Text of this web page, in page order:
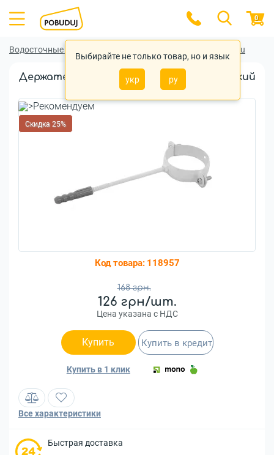
Выбирайте не только товар, но и язык
укр ру
0
Водосточные системы Водосточные системы Regenau
Держатель трубы Regenau металлический
80 L160 белый
Скидка 25%
Код товара: 118957
168 грн.
126 грн/шт.
Цена указана с НДС
Купить
Купить в 1 клик
Купить в кредит
Все характеристики
Быстрая доставка